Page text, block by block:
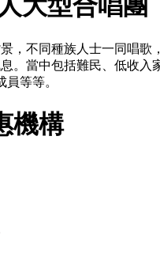
，不同種族人士一同唱歌
。當中包括難民、低收入
員等等。
機構